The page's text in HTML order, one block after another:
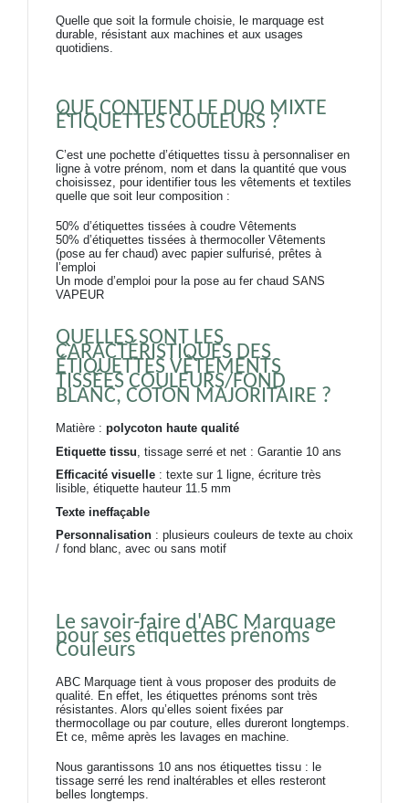
Quelle que soit la formule choisie, le marquage est
durable, résistant aux machines et aux usages
quotidiens.
QUE CONTIENT LE DUO MIXTE
ÉTIQUETTES COULEURS ?
C’est une pochette d’étiquettes tissu à personnaliser en
ligne à votre prénom, nom et dans la quantité que vous
choisissez, pour identifier tous les vêtements et textiles
quelle que soit leur composition :
50% d’étiquettes tissées à coudre Vêtements
50% d’étiquettes tissées à thermocoller Vêtements
(pose au fer chaud) avec papier sulfurisé, prêtes à
l’emploi
Un mode d’emploi pour la pose au fer chaud SANS
VAPEUR
QUELLES SONT LES
CARACTÉRISTIQUES DES
ÉTIQUETTES VÊTEMENTS
TISSÉES COULEURS/FOND
BLANC, COTON MAJORITAIRE ?
Matière : polycoton haute qualité
Etiquette tissu , tissage serré et net : Garantie 10 ans
Efficacité visuelle : texte sur 1 ligne, écriture très
lisible, étiquette hauteur 11.5 mm
Texte ineffaçable
Personnalisation : plusieurs couleurs de texte au choix
/ fond blanc, avec ou sans motif
Le savoir-faire d'ABC Marquage
pour ses étiquettes prénoms
Couleurs
ABC Marquage tient à vous proposer des produits de
qualité. En effet, les étiquettes prénoms sont très
résistantes. Alors qu’elles soient fixées par
thermocollage ou par couture, elles dureront longtemps.
Et ce, même après les lavages en machine.
Nous garantissons 10 ans nos étiquettes tissu : le
tissage serré les rend inaltérables et elles resteront
belles longtemps.